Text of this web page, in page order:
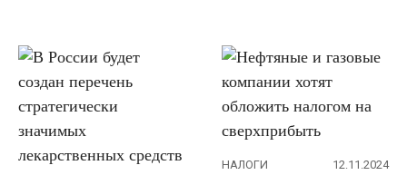
НАЛОГИ 12.11.2024